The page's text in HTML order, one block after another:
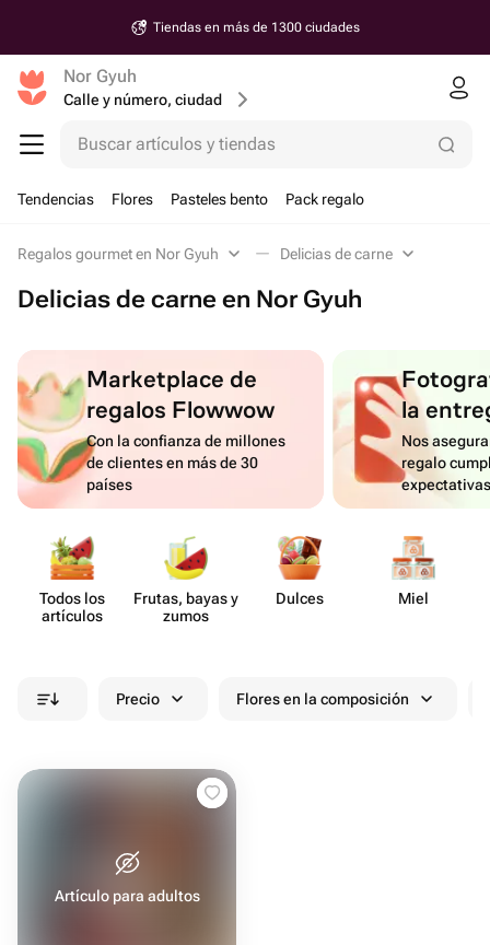
Tiendas en más de 1300 ciudades
Nor Gyuh
Calle y número, ciudad
Buscar artículos y tiendas
Tendencias Flores Pasteles bento Pack regalo
Regalos gourmet en Nor Gyuh Delicias de carne
Delicias de carne en Nor Gyuh
Marketplace de
regalos Flowwow
Con la confianza de millones
de clientes en más de 30
países
la
Nos
regalo
Todos los
artículos
Frutas, bayas y
zumos
Dulces Miel
Precio Flores en la composición
Artículo para adultos